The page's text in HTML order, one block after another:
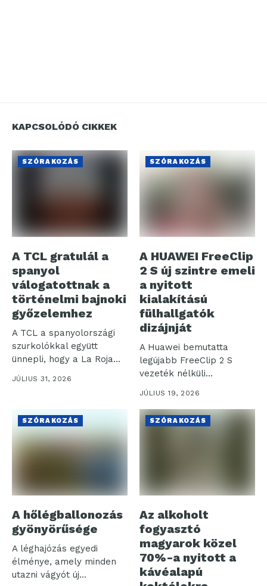
KAPCSOLÓDÓ CIKKEK
SZÓRAKOZÁS
A TCL gratulál a
spanyol
válogatottnak a
történelmi bajnoki
győzelemhez
A TCL a spanyolországi
szurkolókkal együtt
ünnepli, hogy a La Roja
(spanyol...
JÚLIUS 31, 2026
SZÓRAKOZÁS
A HUAWEI FreeClip
2 S új szintre emeli
a nyitott
kialakítású
fülhallgatók
dizájnját
A Huawei bemutatta
legújabb FreeClip 2 S
vezeték nélküli
fülhallgatóját, amely a...
JÚLIUS 19, 2026
SZÓRAKOZÁS
A hőlégballonozás
gyönyörűsége
A léghajózás egyedi
élménye, amely minden
utazni vágyót új
SZÓRAKOZÁS
Az alkoholt
fogyasztó
magyarok közel
70%-a nyitott a
kávéalapú